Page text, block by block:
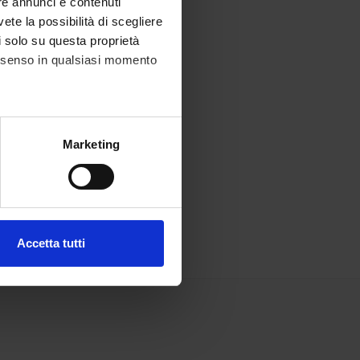
la possibilità di scegliere
su questa proprietà
in qualsiasi momento
metro,Marketing
Accetta tutti